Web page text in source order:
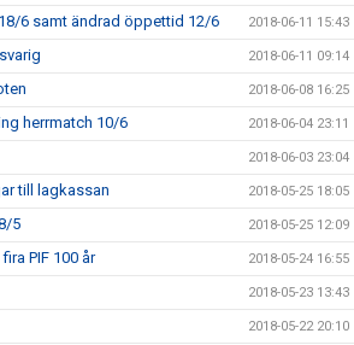
6 samt ändrad öppettid 12/6 2018-06-11 15:43
2018-06-11 09:14
2018-06-08 16:25
herrmatch 10/6 2018-06-04 23:11
2018-06-03 23:04
till lagkassan 2018-05-25 18:05
5 2018-05-25 12:09
PIF 100 år 2018-05-24 16:55
2018-05-23 13:43
2018-05-22 20:10